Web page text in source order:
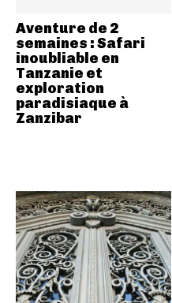
Aventure de 2
semaines : Safari
inoubliable en
Tanzanie et
exploration
paradisiaque à
Zanzibar